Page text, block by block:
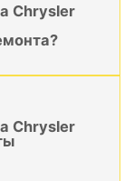
Chrysler
Chrysler